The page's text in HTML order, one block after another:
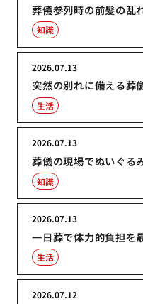
葬儀参列時の前髪の乱
知識
突然の別れに備える葬
2026.07.13
生活
葬儀の現場でぬいぐる
2026.07.13
知識
一日葬で体力的負担を
2026.07.13
生活
2026.07.12